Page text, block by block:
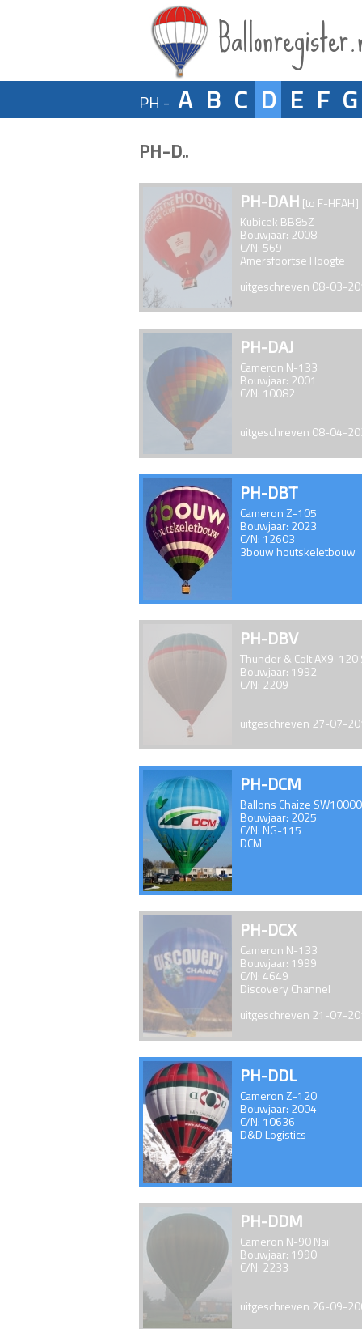
PH - A B C D E F G
PH-D..
PH-DAH [to F-HFAH]
Kubicek BB85Z
Bouwjaar: 2008
C/N: 569
Amersfoortse Hoogte
uitgeschreven 08-03-
PH-DAJ
Cameron N-133
Bouwjaar: 2001
C/N: 10082
uitgeschreven 08-04-
PH-DBT
Cameron Z-105
Bouwjaar: 2023
C/N: 12603
3bouw houtskeletbouw
PH-DBV
Thunder & Colt AX9-120
Bouwjaar: 1992
C/N: 2209
uitgeschreven 27-07-
PH-DCM
Ballons Chaize
Bouwjaar: 2025
C/N: NG-115
DCM
PH-DCX
Cameron N-133
Bouwjaar: 1999
C/N: 4649
Discovery Channel
uitgeschreven 21-07-
PH-DDL
Cameron Z-120
Bouwjaar: 2004
C/N: 10636
D&D Logistics
PH-DDM
Cameron N-90 Nail
Bouwjaar: 1990
C/N: 2233
uitgeschreven 26-09-